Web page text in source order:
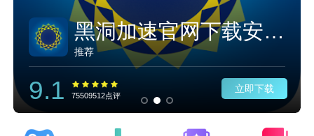
黑洞加速官网下载安卓版免费
推荐
9.1 75509512点评
立即下载